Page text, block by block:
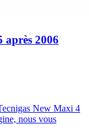
après 2006
New Maxi 4
nous vous